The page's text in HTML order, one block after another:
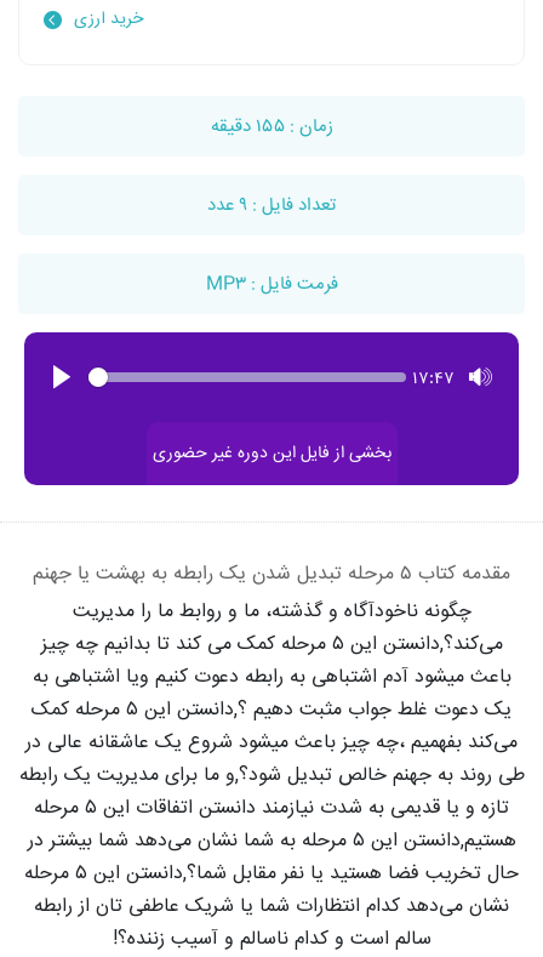
خرید ارزی
زمان : ۱۵۵ دقیقه
تعداد فایل : ۹ عدد
فرمت فایل : MP۳
Play Seek Current
time
17:47
بخشی از فایل این دوره غیر حضوری
مقدمه کتاب ۵ مرحله تبدیل شدن یک رابطه به بهشت یا جهنم
چگونه ناخودآگاه و گذشته، ما و روابط ما را مدیریت
می‌کند؟,
دانستن این ۵ مرحله کمک می کند تا بدانیم چه چیز
باعث میشود آدم اشتباهی به رابطه دعوت کنیم ویا اشتباهی به
یک دعوت غلط جواب مثبت دهیم ؟,
دانستن این ۵ مرحله کمک
می‌کند بفهمیم ،چه چیز باعث میشود شروع یک عاشقانه عالی در
طی روند به جهنم خالص تبدیل شود؟,و ما برای مدیریت یک رابطه
تازه و یا قدیمی به شدت نیازمند دانستن اتفاقات این ۵ مرحله
هستیم,
دانستن این ۵ مرحله به شما نشان می‌دهد شما بیشتر در
حال تخریب فضا هستید یا نفر مقابل شما؟,
دانستن این ۵ مرحله
نشان می‌دهد کدام انتظارات شما یا شریک عاطفی تان از رابطه
سالم است و کدام ناسالم و آسیب زننده؟!